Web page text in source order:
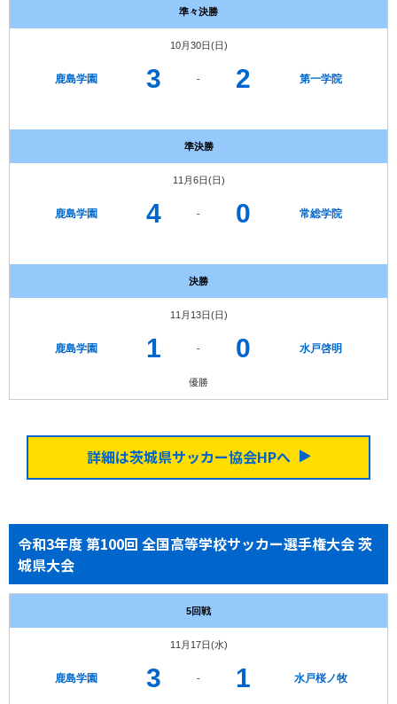
準々決勝
10月30日(日)
鹿島学園 3 - 2 第一学院
準決勝
11月6日(日)
鹿島学園 4 - 0 常総学院
決勝
11月13日(日)
鹿島学園 1 - 0 水戸啓明
優勝
詳細は茨城県サッカー協会HPへ
令和3年度 第100回 全国高等学校サッカー選手権大会 茨
城県大会
5回戦
11月17日(水)
鹿島学園 3 - 1 水戸桜ノ牧